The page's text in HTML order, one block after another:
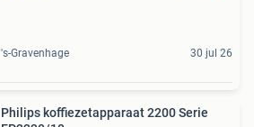
's-Gravenhage 30 jul 26
Philips koffiezetapparaat 2200 Serie